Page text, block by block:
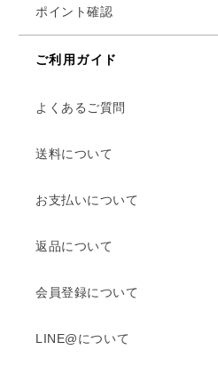
ポイント確認
ご利用ガイド
よくあるご質問
送料について
お支払いについて
返品について
会員登録について
LINE@について